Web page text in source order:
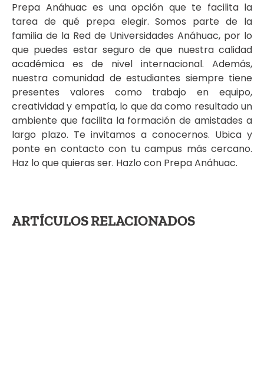
Prepa Anáhuac es una opción que te facilita la
tarea de qué prepa elegir. Somos parte de la
familia de la Red de Universidades Anáhuac, por lo
que puedes estar seguro de que nuestra calidad
académica es de nivel internacional. Además,
nuestra comunidad de estudiantes siempre tiene
presentes valores como trabajo en equipo,
creatividad y empatía, lo que da como resultado un
ambiente que facilita la formación de amistades a
largo plazo. Te invitamos a conocernos. Ubica y
ponte en contacto con tu campus más cercano.
Haz lo que quieras ser. Hazlo con Prepa Anáhuac.
ARTÍCULOS RELACIONADOS